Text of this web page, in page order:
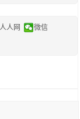
人人网
微信